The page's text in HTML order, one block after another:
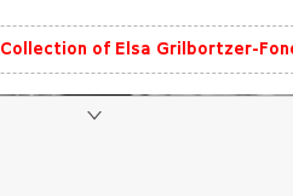
Collection of Elsa Grilbortzer-